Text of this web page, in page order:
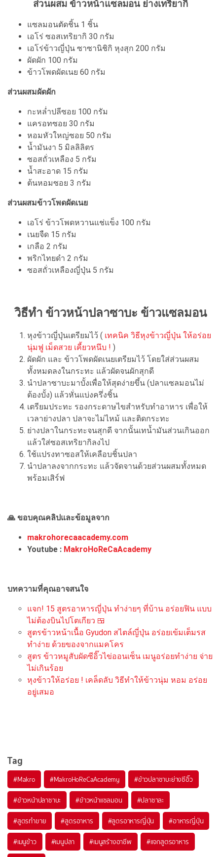
ส่วนผสม ข้าวหน้าแซลมอน ย่างเทริยากิ
แซลมอนตัดชิ้น 1 ชิ้น
เอโร่ ซอสเทริยากิ 30 กรัม
เอโร่ข้าวญี่ปุ่น ซาซานิชิกิ หุงสุก 200 กรัม
ผัดผัก 100 กรัม
ข้าวโพดผัดเนย 60 กรัม
ส่วนผสมผัดผัก
กะหล่ำปลีซอย 100 กรัม
แครอทซอย 30 กรัม
หอมหัวใหญ่ซอย 50 กรัม
น้ำมันงา 5 มิลลิลิตร
ซอสถั่วเหลือง 5 กรัม
น้ำสะอาด 15 กรัม
ต้นหอมซอย 3 กรัม
ส่วนผสมข้าวโพดผัดเนย
เอโร่ ข้าวโพดหวานแช่แข็ง 100 กรัม
เนยจืด 15 กรัม
เกลือ 2 กรัม
พริกไทยดำ 2 กรัม
ซอสถั่วเหลืองญี่ปุ่น 5 กรัม
วิธีทำ ข้าวหน้าปลาซาบะ ข้าวแซลมอน
หุงข้าวญี่ปุ่นเตรียมไว้ ( เทคนิค วิธีหุงข้าวญี่ปุ่น ให้อร่อย
นุ่มฟู เม็ดสวย เคี้ยวหนึบ ! )
ผัดผัก และ ข้าวโพดผัดเนยเตรียมไว้ โดยใส่ส่วนผสม
ทั้งหมดลงในกระทะ แล้วผัดจนผักสุกดี
นำปลาซาบะมาบั้งเพื่อให้สุดง่ายขึ้น (ปลาแซลมอนไม่
ต้องบั้ง) แล้วหั่นแบ่งครึ่งชิ้น
เตรียมประทะ รองกระดาษไขสำหรับทำอาหาร เพื่อให้
เวลาย่างปลา ปลาจะไม่ไหม้ และติดกระทะ
ย่างปลาในกระทะจนสุกดี จากนั้นเทน้ำมันส่วนเกินออก
แล้วใส่ซอสเทริยากิลงไป
ใช้แปรงทาซอสให้เคลือบชิ้นปลา
นำปลาลงจากกระทะ แล้วจัดจานด้วยส่วนผสมทั้งหมด
พร้อมเสิร์ฟ
🙏 ขอบคุณคลิปและข้อมูลจาก
makrohorecaacademy.com
Youtube : MakroHoReCaAcademy
บทความที่คุณอาจสนใจ
แจก! 15 สูตรอาหารญี่ปุ่น ทำง่ายๆ ที่บ้าน อร่อยฟิน แบบ
ไม่ต้องบินไปโตเกียว 🍱
สูตรข้าวหน้าเนื้อ Gyudon สไตล์ญี่ปุ่น อร่อยเข้มเต็มรส
ทำง่าย ด้วยของจากแมคโคร
สูตร ข้าวหมูสับผัดซีอิ๊วไข่ออนเซ็น เมนูอร่อยทำง่าย จ่าย
ไม่เกินร้อย
หุงข้าวให้อร่อย ! เคล็ดลับ วิธีทำให้ข้าวนุ่ม หอม อร่อย
อยู่เสมอ
Tag
#Makro #MakroHoReCaAcademy #ข้าวปลาซาบะย่างซีอิ๊ว
#ข้าวหน้าปลาซาบะ #ข้าวหน้าแซลมอน #ปลาซาละ
#สูตรทำขาย #สูตรอาหาร #สูตรอาหารญี่ปุ่น #อาหารญี่ปุ่น
#เมนูข้าว #เมนูปลา #เมนูสร้างอาชีพ #แจกสูตรอาหาร